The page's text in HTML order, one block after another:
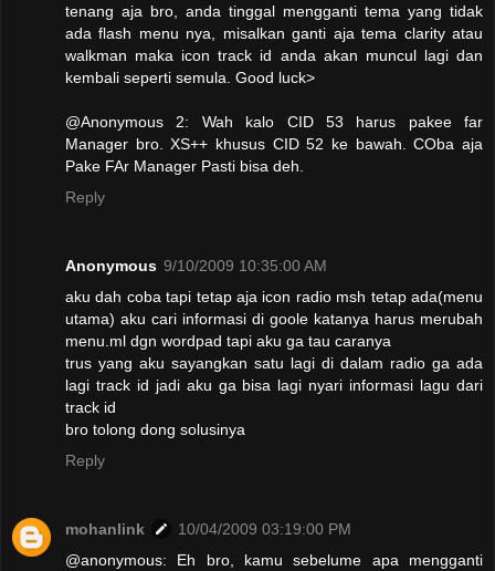
tenang aja bro, anda tinggal mengganti tema yang tidak
ada flash menu nya, misalkan ganti aja tema clarity atau
walkman maka icon track id anda akan muncul lagi dan
kembali seperti semula. Good luck>
@Anonymous 2: Wah kalo CID 53 harus pakee far
Manager bro. XS++ khusus CID 52 ke bawah. COba aja
Pake FAr Manager Pasti bisa deh.
Reply
Anonymous 9/10/2009 10:35:00 AM
aku dah coba tapi tetap aja icon radio msh tetap ada(menu
utama) aku cari informasi di goole katanya harus merubah
menu.ml dgn wordpad tapi aku ga tau caranya
trus yang aku sayangkan satu lagi di dalam radio ga ada
lagi track id jadi aku ga bisa lagi nyari informasi lagu dari
track id
bro tolong dong solusinya
Reply
mohanlink
10/04/2009 03:19:00 PM
@anonymous: Eh bro, kamu sebelume apa mengganti